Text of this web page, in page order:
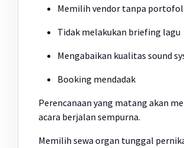
Memilih vendor tanpa
Tidak melakukan briefing lagu
Mengabaikan kualitas sound
Booking mendadak
Perencanaan yang matang akan
acara berjalan sempurna.
Memilih sewa organ tunggal